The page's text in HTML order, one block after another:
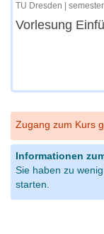
TU Dresden |
Vorlesung
Zugang zum Kurs
Informationen
Sie haben zu
starten.